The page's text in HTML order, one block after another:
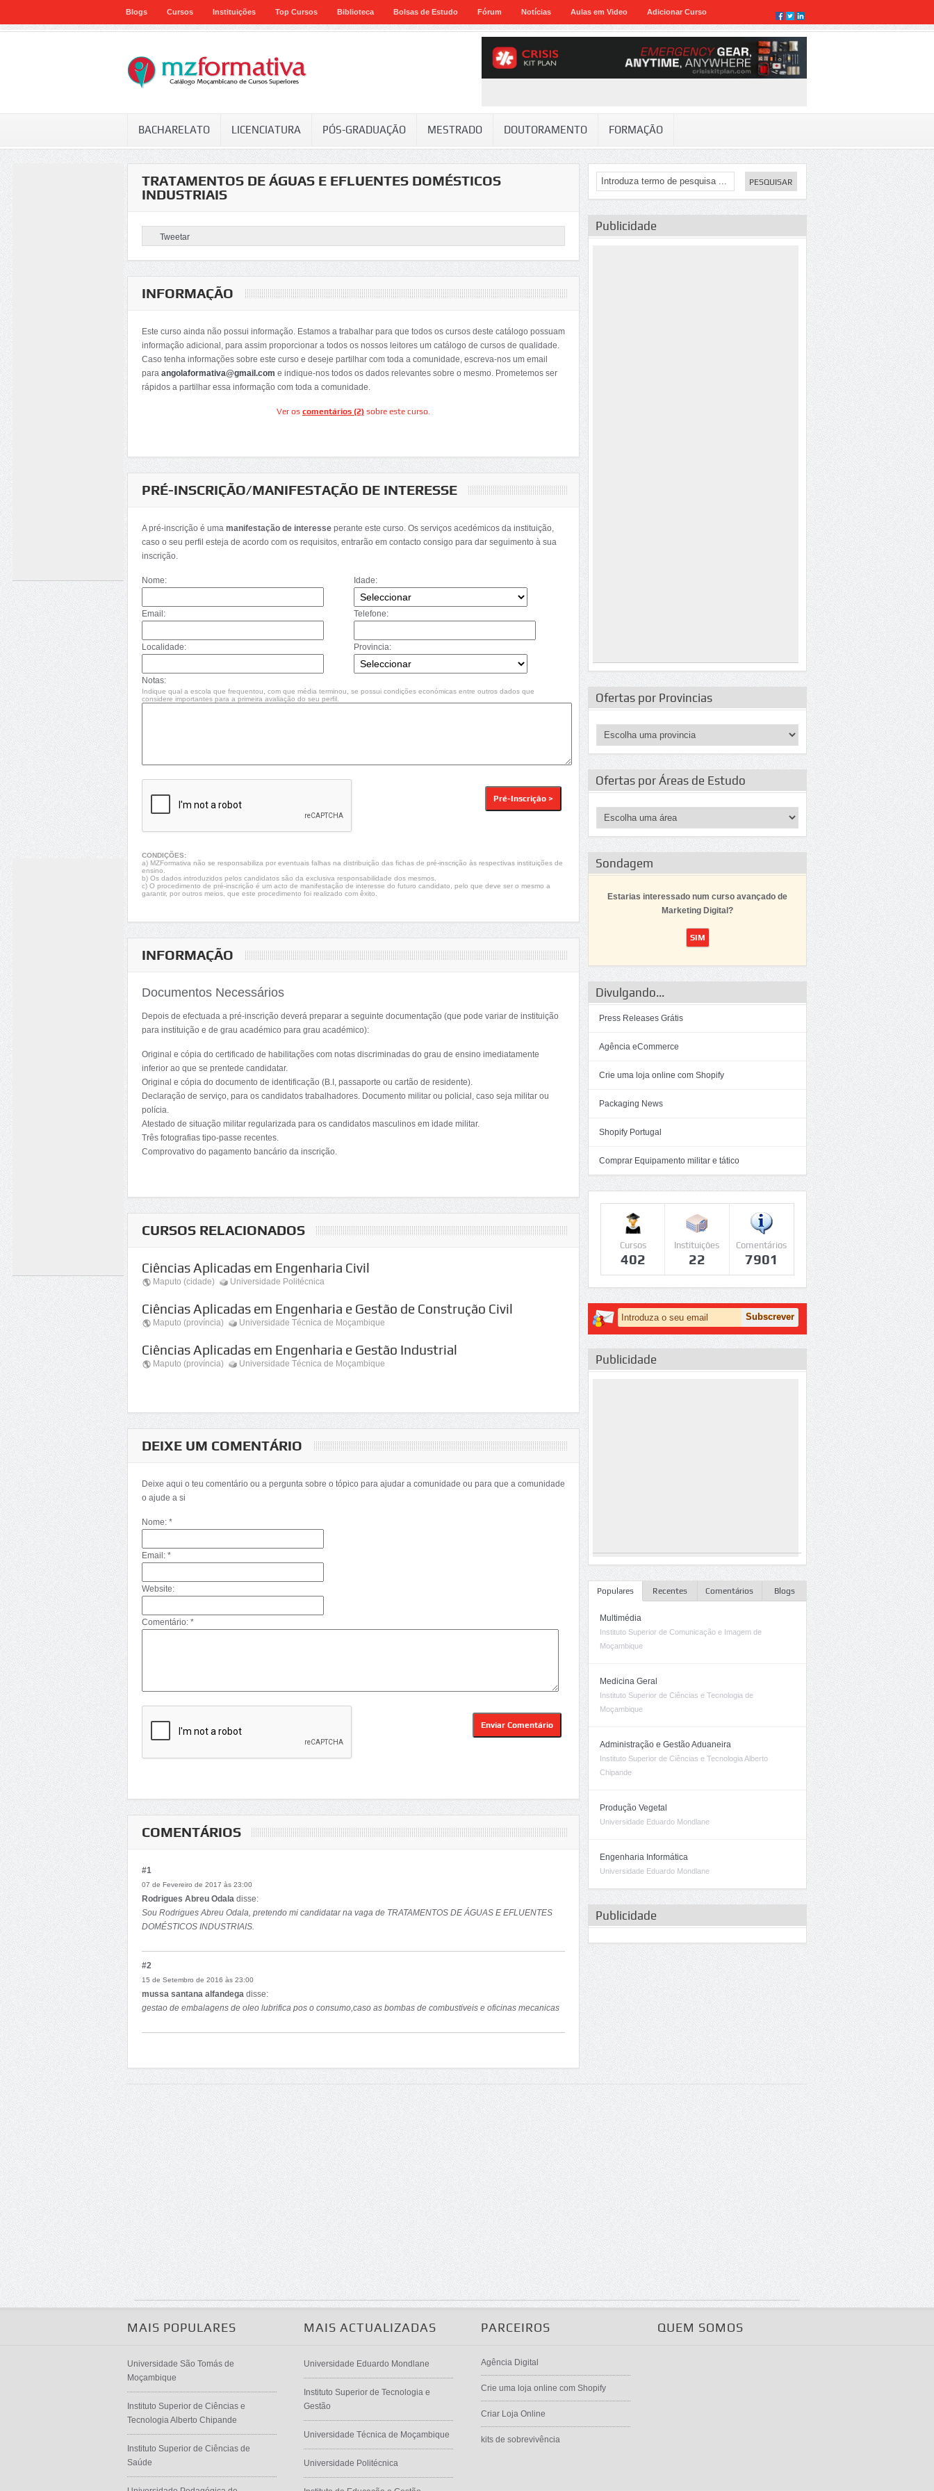
Blogs Cursos Instituições Top Cursos Biblioteca Bolsas de Estudo Fórum Notícias Aulas em Video Adicionar Curso
BACHARELATO LICENCIATURA PÓS-GRADUAÇÃO MESTRADO DOUTORAMENTO FORMAÇÃO
TRATAMENTOS DE ÁGUAS E EFLUENTES DOMÉSTICOS
INDUSTRIAIS
Tweetar
INFORMAÇÃO
Este curso ainda não possui informação. Estamos a trabalhar para que todos os cursos deste catálogo possuam
informação adicional, para assim proporcionar a todos os nossos leitores um catálogo de cursos de qualidade.
Caso tenha informações sobre este curso e deseje partilhar com toda a comunidade, escreva-nos um email
para angolaformativa@gmail.com e indique-nos todos os dados relevantes sobre o mesmo. Prometemos ser
rápidos a partilhar essa informação com toda a comunidade.
Ver os comentários (2) sobre este curso.
PRÉ-INSCRIÇÃO/MANIFESTAÇÃO DE INTERESSE
A pré-inscrição é uma manifestação de interesse perante este curso. Os serviços acedémicos da instituição,
caso o seu perfil esteja de acordo com os requisitos, entrarão em contacto consigo para dar seguimento à sua
inscrição.
Nome:
Email:
Localidade:
Idade:
Telefone:
Provincia:
Notas:
Indique qual a escola que frequentou, com que média terminou, se possui condições económicas entre outros dados que
considere importantes para a primeira avaliação do seu perfil.
CONDIÇÕES:
a) MZFormativa não se responsabiliza por eventuais falhas na distribuição das fichas de pré-inscrição às respectivas instituições de
ensino.
b) Os dados introduzidos pelos candidatos são da exclusiva responsabilidade dos mesmos.
c) O procedimento de pré-inscrição é um acto de manifestação de interesse do futuro candidato, pelo que deve ser o mesmo a
garantir, por outros meios, que este procedimento foi realizado com êxito.
INFORMAÇÃO
Documentos Necessários
Depois de efectuada a pré-inscrição deverá preparar a seguinte documentação (que pode variar de instituição
para instituição e de grau académico para grau académico):
Original e cópia do certificado de habilitações com notas discriminadas do grau de ensino imediatamente
inferior ao que se prentede candidatar.
Original e cópia do documento de identificação (B.I, passaporte ou cartão de residente).
Declaração de serviço, para os candidatos trabalhadores. Documento militar ou policial, caso seja militar ou
polícia.
Atestado de situação militar regularizada para os candidatos masculinos em idade militar.
Três fotografias tipo-passe recentes.
Comprovativo do pagamento bancário da inscrição.
CURSOS RELACIONADOS
Ciências Aplicadas em Engenharia Civil
Maputo (cidade) Universidade Politécnica
Ciências Aplicadas em Engenharia e Gestão de Construção Civil
Maputo (província) Universidade Técnica de Moçambique
Ciências Aplicadas em Engenharia e Gestão Industrial
Maputo (província) Universidade Técnica de Moçambique
DEIXE UM COMENTÁRIO
Deixe aqui o teu comentário ou a pergunta sobre o tópico para ajudar a comunidade ou para que a comunidade
o ajude a si
Nome: *
Email: *
Website:
Comentário: *
COMENTÁRIOS
#1
07 de Fevereiro de 2017 às 23:00
Rodrigues Abreu Odala disse:
Sou Rodrigues Abreu Odala, pretendo mi candidatar na vaga de TRATAMENTOS DE ÁGUAS E EFLUENTES
DOMÉSTICOS INDUSTRIAIS.
#2
15 de Setembro de 2016 às 23:00
mussa santana alfandega disse:
gestao de embalagens de oleo lubrifica pos o consumo,caso as bombas de combustiveis e oficinas mecanicas
Publicidade
Ofertas por Provincias
Ofertas por Áreas de Estudo
Sondagem
Estarias interessado num curso avançado de
Marketing Digital?
Divulgando...
Press Releases Grátis
Agência eCommerce
Crie uma loja online com Shopify
Packaging News
Shopify Portugal
Comprar Equipamento militar e tático
Cursos
402
Instituições
22
Comentários
7901
Publicidade
Populares Recentes Comentários Blogs
Multimédia
Instituto Superior de Comunicação e Imagem de
Moçambique
Medicina Geral
Instituto Superior de Ciências e Tecnologia de
Moçambique
Administração e Gestão Aduaneira
Instituto Superior de Ciências e Tecnologia Alberto
Chipande
Produção Vegetal
Universidade Eduardo Mondlane
Engenharia Informática
Universidade Eduardo Mondlane
Publicidade
MAIS POPULARES
Universidade São Tomás de
Moçambique
Instituto Superior de Ciências e
Tecnologia Alberto Chipande
Instituto Superior de Ciências de
Saúde
MAIS ACTUALIZADAS
Universidade Eduardo Mondlane
Instituto Superior de Tecnologia e
Gestão
Universidade Técnica de Moçambique
Universidade Politécnica
PARCEIROS
Agência Digital
Crie uma loja online com Shopify
Criar Loja Online
kits de sobrevivência
QUEM SOMOS